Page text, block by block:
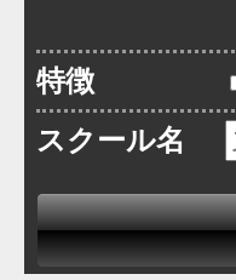
特徴
スクール名